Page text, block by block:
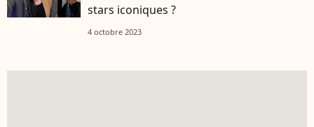
stars iconiques ?
4 octobre 2023